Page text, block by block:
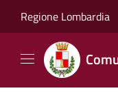
Regione Lombardia